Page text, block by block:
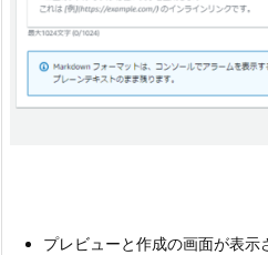
プレビューと作成の画面が表示